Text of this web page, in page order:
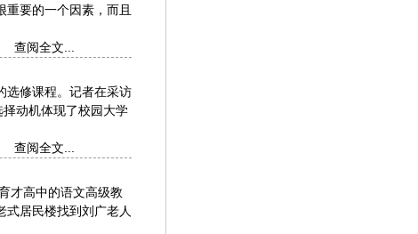
要的一个因素，而且
查阅全文...
选修课程。记者在采访
动机体现了校园大学
查阅全文...
才高中的语文高级教
式居民楼找到刘广老人